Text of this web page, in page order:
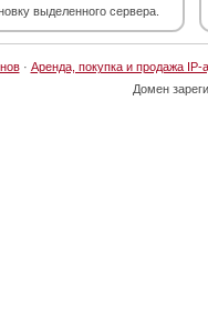
выделенного сервера.
· Аренда, покупка и продажа IP-
Домен